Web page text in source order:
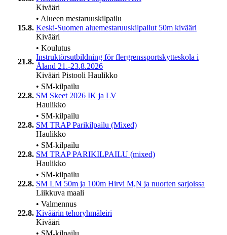
Kivääri
15.8.
• Alueen mestaruuskilpailu
Keski-Suomen aluemestaruuskilpailut 50m kivääri
Kivääri
21.8.
• Koulutus
Instruktörsutbildning för flergrenssportskytteskola i
Åland 21.-23.8.2026
Kivääri Pistooli Haulikko
22.8.
• SM-kilpailu
SM Skeet 2026 IK ja LV
Haulikko
22.8.
• SM-kilpailu
SM TRAP Parikilpailu (Mixed)
Haulikko
22.8.
• SM-kilpailu
SM TRAP PARIKILPAILU (mixed)
Haulikko
22.8.
• SM-kilpailu
SM LM 50m ja 100m Hirvi M,N ja nuorten sarjoissa
Liikkuva maali
22.8.
• Valmennus
Kiväärin tehoryhmäleiri
Kivääri
• SM-kilpailu